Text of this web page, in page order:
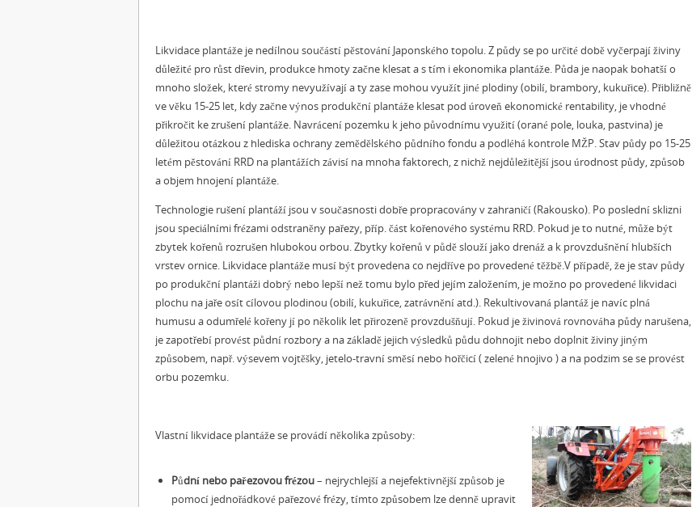
Likvidace plantáže je nedílnou součástí pěstování Japonského topolu. Z půdy se po určité době vyčerpají živiny
důležité pro růst dřevin, produkce hmoty začne klesat a s tím i ekonomika plantáže. Půda je naopak bohatší o
mnoho složek, které stromy nevyužívají a ty zase mohou využít jiné plodiny (obilí, brambory, kukuřice). Přibližně
ve věku 15-25 let, kdy začne výnos produkční plantáže klesat pod úroveň ekonomické rentability, je vhodné
přikročit ke zrušení plantáže. Navrácení pozemku k jeho původnímu využití (orané pole, louka, pastvina) je
důležitou otázkou z hlediska ochrany zemědělského půdního fondu a podléhá kontrole MŽP. Stav půdy po 15-25
letém pěstování RRD na plantážích závisí na mnoha faktorech, z nichž nejdůležitější jsou úrodnost půdy, způsob
a objem hnojení plantáže.
Technologie rušení plantáží jsou v současnosti dobře propracovány v zahraničí (Rakousko). Po poslední sklizni
jsou speciálními frézami odstraněny pařezy, příp. část kořenového systému RRD. Pokud je to nutné, může být
zbytek kořenů rozrušen hlubokou orbou. Zbytky kořenů v půdě slouží jako drenáž a k provzdušnění hlubších
vrstev ornice. Likvidace plantáže musí být provedena co nejdříve po provedené těžbě.V případě, že je stav půdy
po produkční plantáži dobrý nebo lepší než tomu bylo před jejím založením, je možno po provedené likvidaci
plochu na jaře osít cílovou plodinou (obilí, kukuřice, zatrávnění atd.). Rekultivovaná plantáž je navíc plná
humusu a odumřelé kořeny jí po několik let přirozeně provzdušňují. Pokud je živinová rovnováha půdy narušena,
je zapotřebí provést půdní rozbory a na základě jejich výsledků půdu dohnojit nebo doplnit živiny jiným
způsobem, např. výsevem vojtěšky, jetelo-travní směsí nebo hořčicí ( zelené hnojivo ) a na podzim se se provést
orbu pozemku.
Vlastní likvidace plantáže se provádí několika způsoby:
Půdní nebo pařezovou frézou– nejrychlejší a nejefektivnější způsob je
pomocí jednořádkové pařezové frézy, tímto způsobem lze denně upravit